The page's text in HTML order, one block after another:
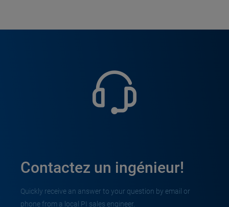
Contactez un ingénieur!
Quickly receive an answer to your question by email or
phone from a local PI sales engineer.